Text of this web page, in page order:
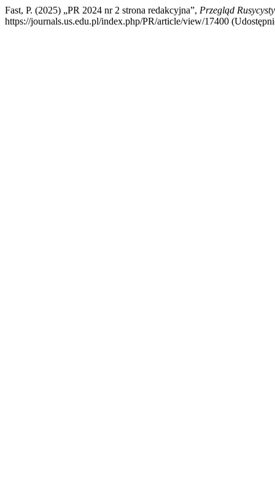
Fast, P. (2025) „PR 2024 nr 2 strona redakcyjna”, Przegląd
https://journals.us.edu.pl/index.php/PR/article/view/17400